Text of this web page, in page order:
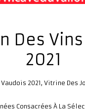
Des
2021
2021, Vitrine Des
Consacrées À La